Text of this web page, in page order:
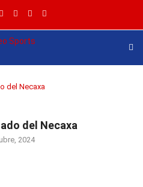
del Necaxa
del Necaxa
2024